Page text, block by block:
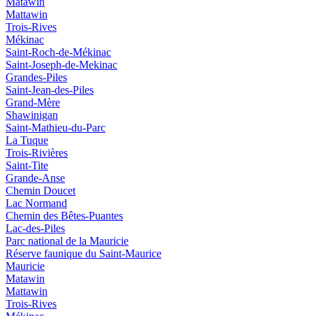
Mattawin
Trois-Rives
Mékinac
Saint-Roch-de-Mékinac
Saint-Joseph-de-Mekinac
Grandes-Piles
Saint-Jean-des-Piles
Grand-Mère
Shawinigan
Saint-Mathieu-du-Parc
La Tuque
Trois-Rivières
Saint-Tite
Grande-Anse
Chemin Doucet
Lac Normand
Chemin des Bêtes-Puantes
Lac-des-Piles
Parc national de la Mauricie
Réserve faunique du Saint‑Maurice
Mauricie
Matawin
Mattawin
Trois-Rives